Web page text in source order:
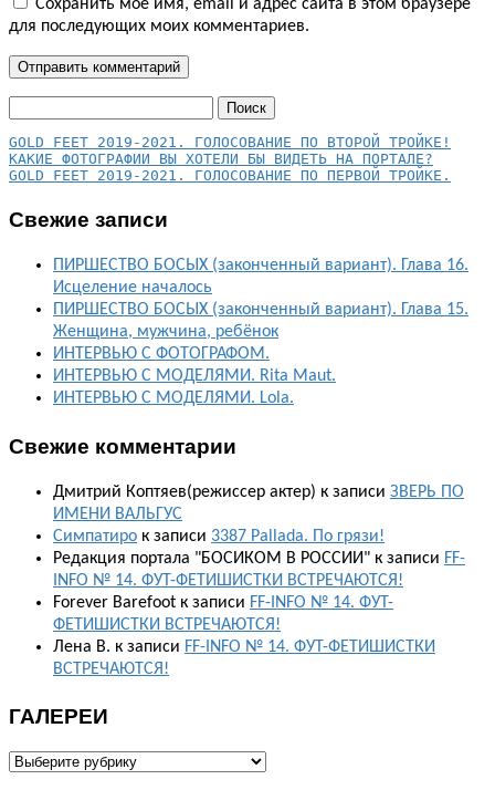
Сохранить моё имя, email и адрес сайта в этом браузере
для последующих моих комментариев.
КАКИЕ ФОТОГРАФИИ ВЫ ХОТЕЛИ БЫ ВИДЕТЬ НА ПОРТАЛЕ?
GOLD FEET 2019-2021. ГОЛОСОВАНИЕ ПО ПЕРВОЙ ТРОЙКЕ.
Свежие записи
ПИРШЕСТВО БОСЫХ (законченный вариант). Глава 16.
Исцеление началось
ПИРШЕСТВО БОСЫХ (законченный вариант). Глава 15.
Женщина, мужчина, ребёнок
ИНТЕРВЬЮ С ФОТОГРАФОМ.
ИНТЕРВЬЮ С МОДЕЛЯМИ. Rita Maut.
ИНТЕРВЬЮ С МОДЕЛЯМИ. Lola.
Свежие комментарии
Дмитрий Коптяев(режиссер актер) к записи ЗВЕРЬ ПО
ИМЕНИ ВАЛЬГУС
Симпатиро к записи 3387 Pallada. По грязи!
Редакция портала "БОСИКОМ В РОССИИ" к записи FF-
INFO № 14. ФУТ-ФЕТИШИСТКИ ВСТРЕЧАЮТСЯ!
Forever Barefoot к записи FF-INFO № 14. ФУТ-
ФЕТИШИСТКИ ВСТРЕЧАЮТСЯ!
Лена В. к записи FF-INFO № 14. ФУТ-ФЕТИШИСТКИ
ВСТРЕЧАЮТСЯ!
ГАЛЕРЕИ
ГАЛЕРЕИ